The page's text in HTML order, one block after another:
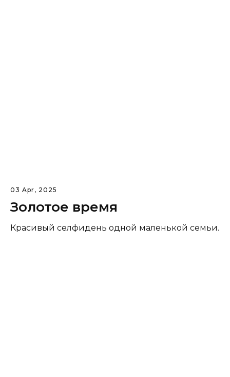
03 Apr, 2025
Золотое время
Красивый селфидень одной маленькой семьи.